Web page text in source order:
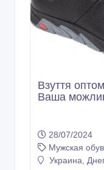
Взуття
Ваша
28/07/2024
Мужская
Украина,